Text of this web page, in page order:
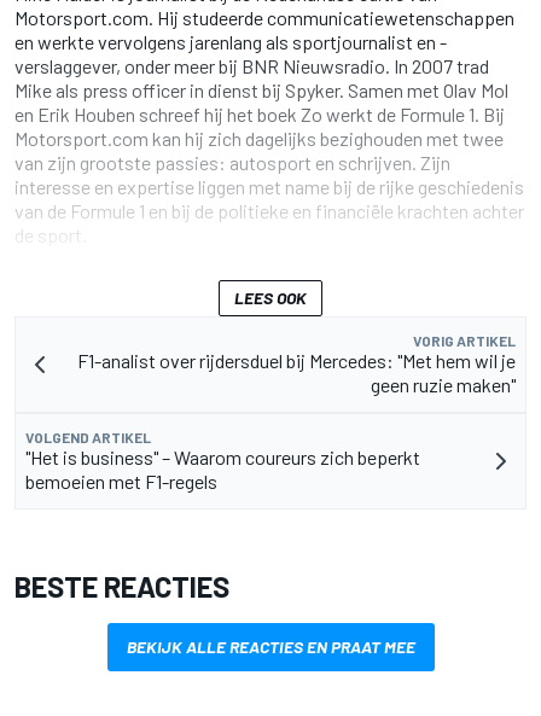
Motorsport.com. Hij studeerde communicatiewetenschappen
en werkte vervolgens jarenlang als sportjournalist en -
verslaggever, onder meer bij BNR Nieuwsradio. In 2007 trad
Mike als press officer in dienst bij Spyker. Samen met Olav Mol
en Erik Houben schreef hij het boek Zo werkt de Formule 1. Bij
Motorsport.com kan hij zich dagelijks bezighouden met twee
van zijn grootste passies: autosport en schrijven. Zijn
interesse en expertise liggen met name bij de rijke geschiedenis
van de Formule 1 en bij de politieke en financiële krachten achter
de sport.
LEES OOK
VORIG ARTIKEL
F1-analist over rijdersduel bij Mercedes: "Met hem wil je
geen ruzie maken"
VOLGEND ARTIKEL
"Het is business" – Waarom coureurs zich beperkt
bemoeien met F1-regels
BESTE REACTIES
BEKIJK ALLE REACTIES EN PRAAT MEE